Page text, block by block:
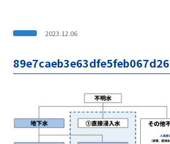
2023.12.06